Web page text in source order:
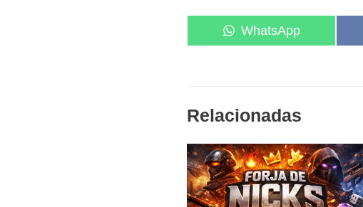
Share
on
WhatsApp
Relacionadas